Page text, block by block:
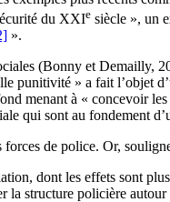
du XXIe siècle », un
».
(Bonny et Demailly,
punitivité » a fait l’objet
menant à « concevoir
qui sont au fondement
de police. Or,
dont les effets sont
la structure policière